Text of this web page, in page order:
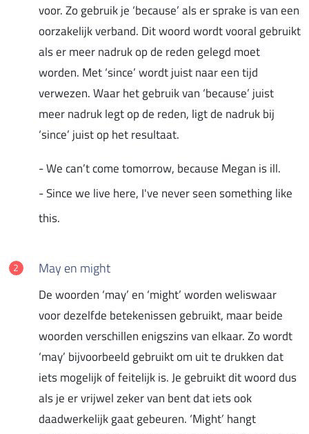
voor. Zo gebruik je ‘because’ als er sprake is van een
oorzakelijk verband. Dit woord wordt vooral gebruikt
als er meer nadruk op de reden gelegd moet
worden. Met ‘since’ wordt juist naar een tijd
verwezen. Waar het gebruik van ‘because’ juist
meer nadruk legt op de reden, ligt de nadruk bij
‘since’ juist op het resultaat.
- We can’t come tomorrow, because Megan is ill.
- Since we live here, I've never seen something like
this.
May en might
De woorden ‘may’ en ‘might’ worden weliswaar
voor dezelfde betekenissen gebruikt, maar beide
woorden verschillen enigszins van elkaar. Zo wordt
‘may’ bijvoorbeeld gebruikt om uit te drukken dat
iets mogelijk of feitelijk is. Je gebruikt dit woord dus
als je er vrijwel zeker van bent dat iets ook
daadwerkelijk gaat gebeuren. ‘Might’ hangt